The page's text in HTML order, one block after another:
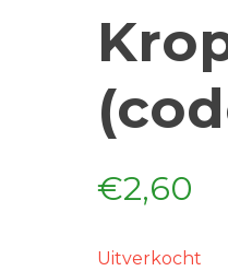
€2,60
Uitverkocht